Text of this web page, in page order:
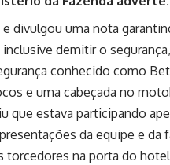
divulgou uma nota
demitir o
conhecido como
e uma cabeçada no
que estava participando
da equipe e
torcedores na porta do